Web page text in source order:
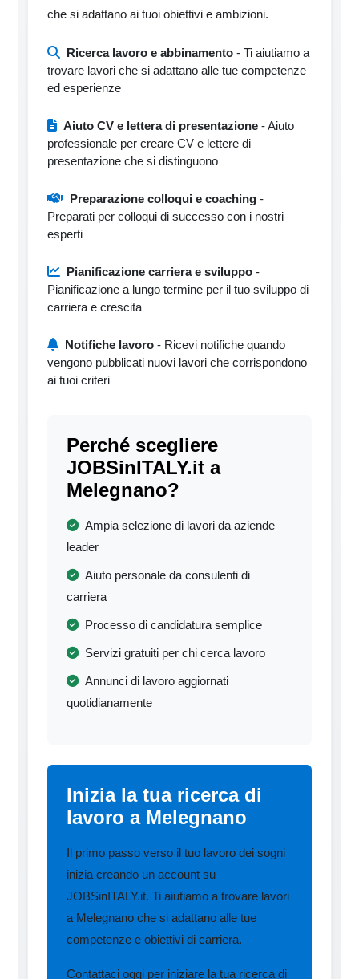
che si adattano ai tuoi obiettivi e ambizioni.
Ricerca lavoro e abbinamento - Ti aiutiamo a
trovare lavori che si adattano alle tue competenze
ed esperienze
Aiuto CV e lettera di presentazione - Aiuto
professionale per creare CV e lettere di
presentazione che si distinguono
Preparazione colloqui e coaching -
Preparati per colloqui di successo con i nostri
esperti
Pianificazione carriera e sviluppo -
Pianificazione a lungo termine per il tuo sviluppo di
carriera e crescita
Notifiche lavoro - Ricevi notifiche quando
vengono pubblicati nuovi lavori che corrispondono
ai tuoi criteri
Perché scegliere
JOBSinITALY.it a
Melegnano?
Ampia selezione di lavori da aziende
leader
Aiuto personale da consulenti di
carriera
Processo di candidatura semplice
Servizi gratuiti per chi cerca lavoro
Annunci di lavoro aggiornati
quotidianamente
Inizia la tua ricerca di
lavoro a Melegnano
Il primo passo verso il tuo lavoro dei sogni
inizia creando un account su
JOBSinITALY.it. Ti aiutiamo a trovare lavori
a Melegnano che si adattano alle tue
competenze e obiettivi di carriera.
Contattaci oggi per iniziare la tua ricerca di